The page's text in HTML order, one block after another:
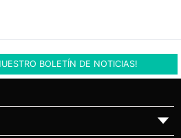
BOLETÍN DE NOTICIAS!
▼